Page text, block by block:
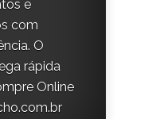
e
com
O
rápida
Online